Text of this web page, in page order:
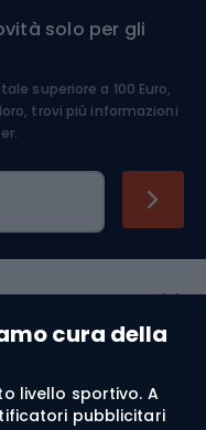
cura della
livello sportivo. A
pubblicitari
solo per gli
superiore a 100 Euro,
trovi più informazioni